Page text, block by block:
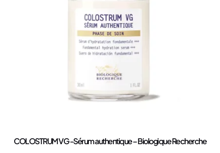
COLOSTRUM VG -Sérum authentique – Biologique Recherche